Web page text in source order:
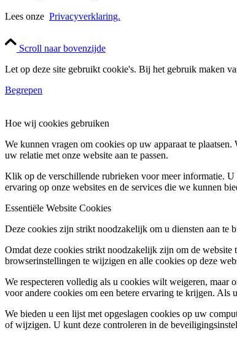
Lees onze Privacyverklaring.
Scroll naar bovenzijde
Let op deze site gebruikt cookie's. Bij het gebruik maken
Begrepen
Hoe wij cookies gebruiken
We kunnen vragen om cookies op uw apparaat te
uw relatie met onze website aan te passen.
Klik op de verschillende rubrieken voor meer informatie.
ervaring op onze websites en de services die we kunnen
Essentiële Website Cookies
Deze cookies zijn strikt noodzakelijk om u diensten aan te
Omdat deze cookies strikt noodzakelijk zijn om de
browserinstellingen te wijzigen en alle cookies op deze
We respecteren volledig als u cookies wilt weigeren,
voor andere cookies om een betere ervaring te krijgen.
We bieden u een lijst met opgeslagen cookies op uw
of wijzigen. U kunt deze controleren in de